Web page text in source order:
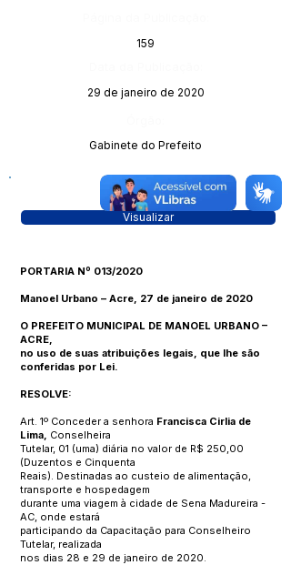
159
29 de janeiro de 2020
Gabinete do Prefeito
Visualizar
PORTARIA Nº 013/2020
Manoel Urbano – Acre, 27 de janeiro de 2020
O PREFEITO MUNICIPAL DE MANOEL URBANO –
ACRE,
no uso de suas atribuições legais, que lhe são
conferidas por Lei.
RESOLVE:
Art. 1º Conceder a senhora Francisca Cirlia de
Lima, Conselheira
Tutelar, 01 (uma) diária no valor de R$ 250,00
(Duzentos e Cinquenta
Reais). Destinadas ao custeio de alimentação,
transporte e hospedagem
durante uma viagem à cidade de Sena Madureira -
AC, onde estará
participando da Capacitação para Conselheiro
Tutelar, realizada
nos dias 28 e 29 de janeiro de 2020.